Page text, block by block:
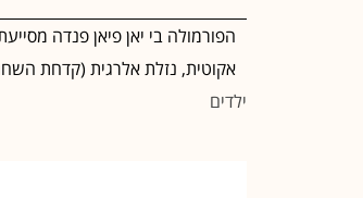
הפורמולה בי יאן פיאן פנדה
אקוטית, נזלת אלרגית (קדחת
ילדים